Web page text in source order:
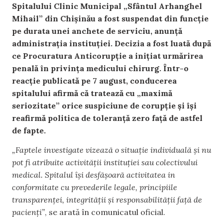
Spitalului Clinic Municipal „Sfântul Arhanghel
Mihail” din Chișinău a fost suspendat din funcție
pe durata unei anchete de serviciu, anunță
administrația instituției. Decizia a fost luată după
ce Procuratura Anticorupție a inițiat urmărirea
penală în privința medicului chirurg. Într-o
reacție publicată pe 7 august, conducerea
spitalului afirmă că tratează cu „maximă
seriozitate” orice suspiciune de corupție și își
reafirmă politica de toleranță zero față de astfel
de fapte.
„Faptele investigate vizează o situație individuală și nu
pot fi atribuite activității instituției sau colectivului
medical. Spitalul își desfășoară activitatea in
conformitate cu prevederile legale, principiile
transparenței, integrității și responsabilității față de
pacienți”, se arată în comunicatul oficial.